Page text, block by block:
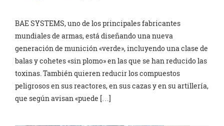
BAE SYSTEMS, uno de los principales fabricantes
mundiales de armas, está diseñando una nueva
generación de munición «verde», incluyendo una clase de
balas y cohetes «sin plomo» en las que se han reducido las
toxinas. También quieren reducir los compuestos
peligrosos en sus reactores, en sus cazas y en su artillería,
que según avisan «puede […]